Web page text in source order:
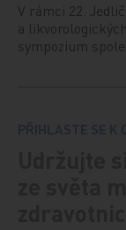
V rámci 22.
a
sympozium